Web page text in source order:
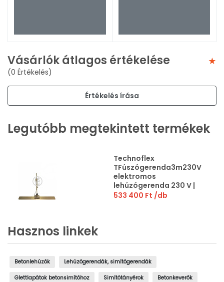
Vásárlók átlagos értékelése
(0 Értékelés)
Értékelés írása
Legutóbb megtekintett termékek
Technoflex
TFúszógerenda3m230V
elektromos
lehúzógerenda 230 V |
130 W | 3 m
533 400 Ft /db
Hasznos linkek
Betonlehúzók Lehúzógerendák, simítógerendák
Glettlapátok betonsimítóhoz Simítótányérok Betonkeverők